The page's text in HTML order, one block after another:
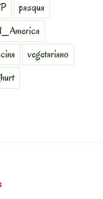
pasqua
vegetariano